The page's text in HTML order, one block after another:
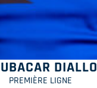
DIALLO
PREMIÈRE LIGNE